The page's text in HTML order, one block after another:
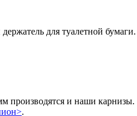
для туалетной бумаги.
производятся и наши
.